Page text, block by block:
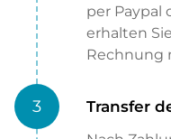
per Paypal
erhalten
Rechnung
3 Transfer